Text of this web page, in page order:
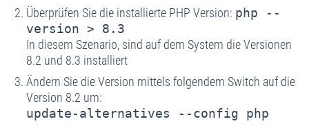
Überprüfen Sie die installierte PHP Version: php --
version > 8.3
In diesem Szenario, sind auf dem System die Versionen
8.2 und 8.3 installiert
Ändern Sie die Version mittels folgendem Switch auf die
Version 8.2 um:
update-alternatives --config php